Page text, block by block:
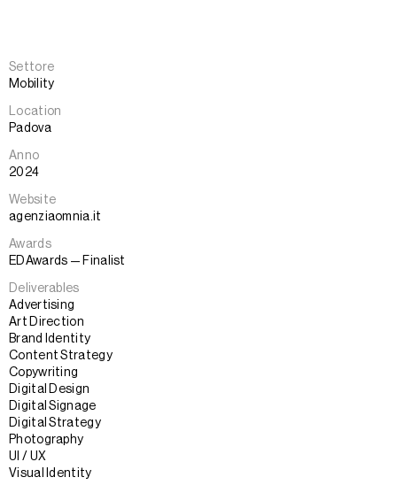
Settore
Mobility
Location
Padova
Anno
2024
Website
agenziaomnia.it
Awards
EDAwards — Finalist
Deliverables
Advertising
Art Direction
Brand Identity
Content Strategy
Copywriting
Digital Design
Digital Signage
Digital Strategy
Photography
UI / UX
Visual Identity